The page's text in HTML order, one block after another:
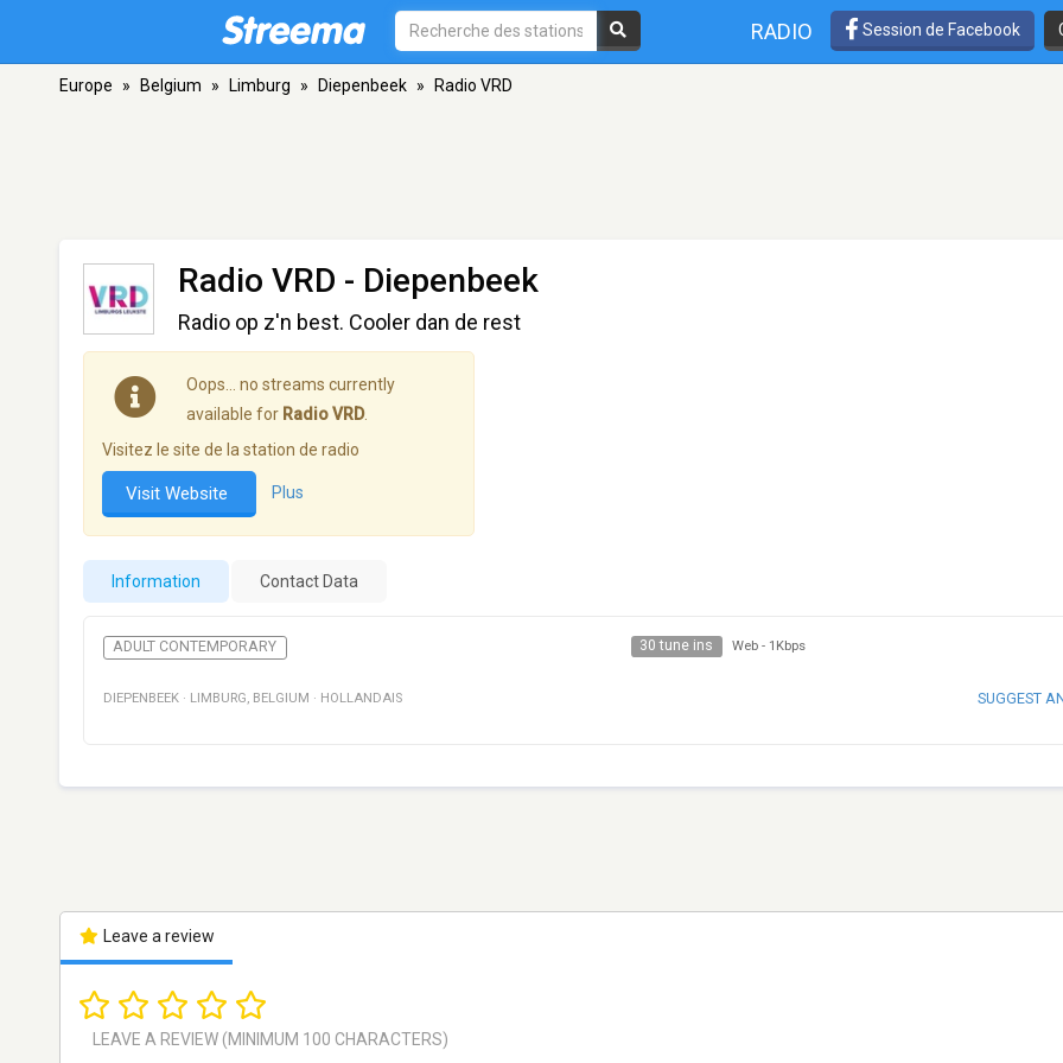
RADIO Session de Facebook
Europe » Belgium » Limburg » Diepenbeek » Radio VRD
Radio VRD - Diepenbeek
Radio op z'n best. Cooler dan de rest
Oops… no streams currently
available for Radio VRD.
Visitez le site de la station de radio
Visit Website Plus
Information Contact Data
ADULT CONTEMPORARY 30 tune ins Web - 1Kbps
DIEPENBEEK · LIMBURG, BELGIUM · HOLLANDAIS SUGGEST
Leave a review